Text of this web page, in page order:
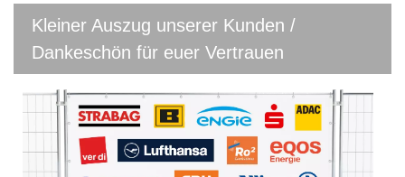
Kleiner Auszug unserer Kunden /
Dankeschön für euer Vertrauen